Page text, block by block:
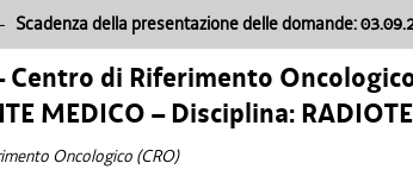
- Scadenza della presentazione delle domande:
Centro di Riferimento
MEDICO – Disciplina:
Oncologico (CRO)